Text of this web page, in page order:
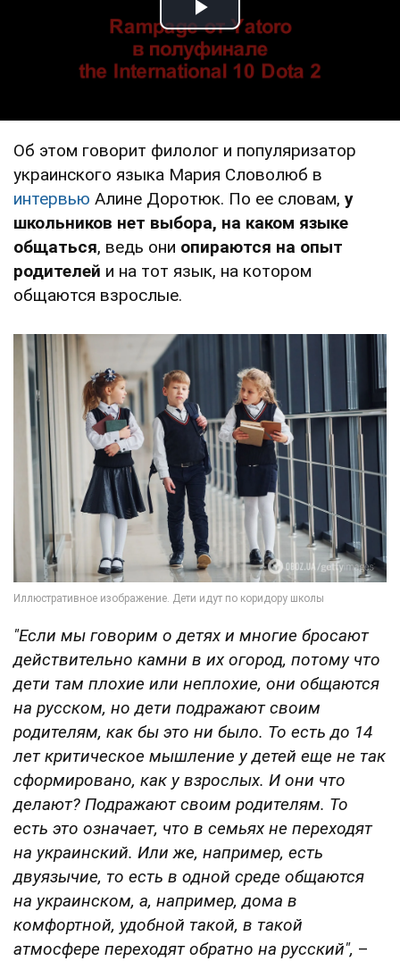
Play Video
Об этом говорит филолог и популяризатор
украинского языка Мария Словолюб в
интервью Алине Доротюк. По ее словам, у
школьников нет выбора, на каком языке
общаться, ведь они опираются на опыт
родителей и на тот язык, на котором
общаются взрослые.
"Если мы говорим о детях и многие бросают
действительно камни в их огород, потому что
дети там плохие или неплохие, они общаются
на русском, но дети подражают своим
родителям, как бы это ни было. То есть до 14
лет критическое мышление у детей еще не так
сформировано, как у взрослых. И они что
делают? Подражают своим родителям. То
есть это означает, что в семьях не переходят
на украинский. Или же, например, есть
двуязычие, то есть в одной среде общаются
на украинском, а, например, дома в
комфортной, удобной такой, в такой
атмосфере переходят обратно на русский", –